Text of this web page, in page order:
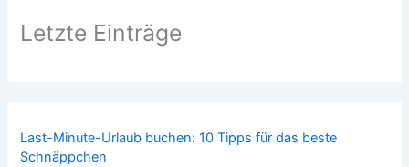
Letzte Einträge
Last-Minute-Urlaub buchen: 10 Tipps für das beste
Schnäppchen